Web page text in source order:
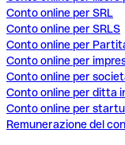
Conto online per SRL
Conto online per SRLS
Conto online per
Conto online per
Conto online per
Conto online per ditta
Conto online per
Remunerazione del